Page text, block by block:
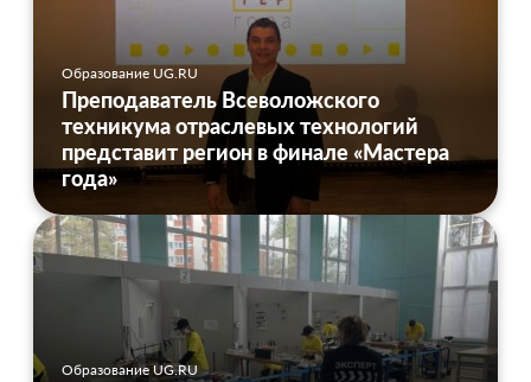
Образование UG.RU
Преподаватель Всеволожского
техникума отраслевых технологий
представит регион в финале «Мастера
года»
Образование UG.RU